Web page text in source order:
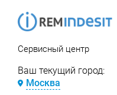
Сервисный центр
Ваш текущий город:
Москва